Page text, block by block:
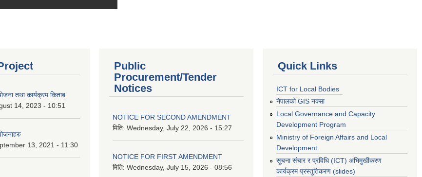
तथा कार्यक्रम किताब
14, 2023 - 10:51
13, 2021 - 11:30
Public
Procurement/Tender
Notices
NOTICE FOR SECOND AMENDMENT
मिति: Wednesday, July 22, 2026 - 15:27
NOTICE FOR FIRST AMENDMENT
मिति: Wednesday, July 15, 2026 - 08:56
Quick Links
ICT for Local Bodies
नेपालको GIS नक्सा
Local Governance and Capacity
Development Program
Ministry of Foreign Affairs and Local
Development
सूचना संचार र प्रविधि (ICT) अभिमुखीकरण
कार्यक्रम प्रस्तुतिकरण (slides)